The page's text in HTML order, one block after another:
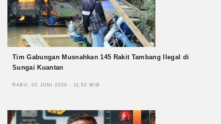
Tim Gabungan Musnahkan 145 Rakit Tambang Ilegal di
Sungai Kuantan
RABU, 03 JUNI 2026 - 11:53 WIB